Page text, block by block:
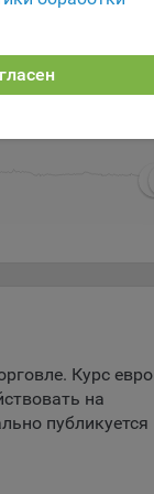
услуг
Например, если
регулирует и
куки, языковой
данных
Авг
Курс евро
на
публикуется